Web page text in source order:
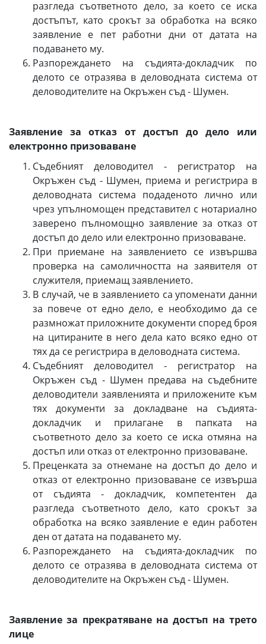
разгледа съответното дело, за което се иска
достъпът, като срокът за обработка на всяко
заявление е пет работни дни от датата на
подаването му.
Разпореждането на съдията-докладчик по
делото се отразява в деловодната система от
деловодителите на Окръжен съд - Шумен.
Заявление за отказ от достъп до дело или
електронно призоваване
Съдебният деловодител - регистратор на
Окръжен съд - Шумен, приема и регистрира в
деловодната система подаденото лично или
чрез упълномощен представител с нотариално
заверено пълномощно заявление за отказ от
достъп до дело или електронно призоваване.
При приемане на заявлението се извършва
проверка на самоличността на заявителя от
служителя, приемащ заявлението.
В случай, че в заявлението са упоменати данни
за повече от едно дело, е необходимо да се
размножат приложните документи според броя
на цитираните в него дела като всяко едно от
тях да се регистрира в деловодната система.
Съдебният деловодител - регистратор на
Окръжен съд - Шумен предава на съдебните
деловодители заявленията и приложените към
тях документи за докладване на съдията-
докладчик и прилагане в папката на
съответното дело за което се иска отмяна на
достъп или отказ от електронно призоваване.
Преценката за отнемане на достъп до дело и
отказ от електронно призоваване се извърша
от съдията - докладчик, компетентен да
разгледа съответното дело, като срокът за
обработка на всяко заявление е един работен
ден от датата на подаването му.
Разпореждането на съдията-докладчик по
делото се отразява в деловодната система от
деловодителите на Окръжен съд - Шумен.
Заявление за прекратяване на достъп на трето
лице